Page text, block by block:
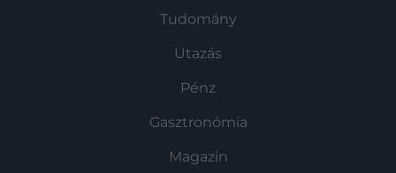
Tudomány
Utazás
Pénz
Gasztronómia
Magazin